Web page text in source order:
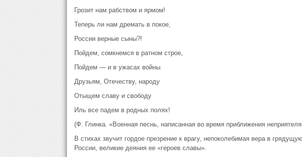
Грозит нам рабством и ярмом!
Теперь ли нам дремать в покое,
России верные сыны?!
Пойдем, сомкнемся в ратном строе,
Пойдем — и в ужасах войны
Друзьям, Отечеству, народу
Отыщем славу и свободу
Иль все падем в родных полях!
(Ф. Глинка. «Военная песнь, написанная во время приближения
В стихах звучит гордое презрение к врагу, непоколебимая вера в
России, великие деяния ее «героев славы».